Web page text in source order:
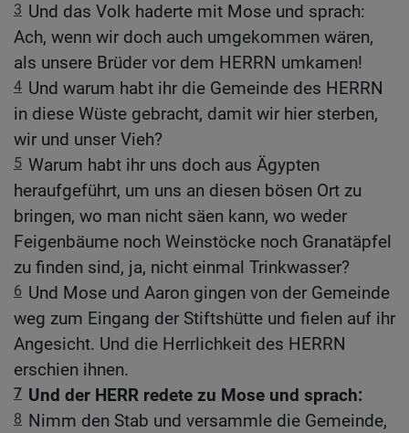
3 Und das Volk haderte mit Mose und sprach:
Ach, wenn wir doch auch umgekommen wären,
als unsere Brüder vor dem HERRN umkamen!
4 Und warum habt ihr die Gemeinde des HERRN
in diese Wüste gebracht, damit wir hier sterben,
wir und unser Vieh?
5 Warum habt ihr uns doch aus Ägypten
heraufgeführt, um uns an diesen bösen Ort zu
bringen, wo man nicht säen kann, wo weder
Feigenbäume noch Weinstöcke noch Granatäpfel
zu finden sind, ja, nicht einmal Trinkwasser?
6 Und Mose und Aaron gingen von der Gemeinde
weg zum Eingang der Stiftshütte und fielen auf ihr
Angesicht. Und die Herrlichkeit des HERRN
erschien ihnen.
7 Und der HERR redete zu Mose und sprach:
8 Nimm den Stab und versammle die Gemeinde,